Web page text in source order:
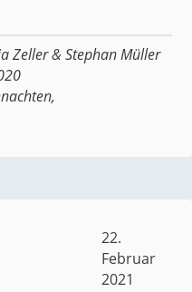
Zeller&Stephan Müller
,
22.
Februar
2021